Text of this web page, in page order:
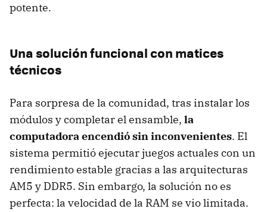
potente.
Una solución funcional con matices
técnicos
Para sorpresa de la comunidad, tras instalar los
módulos y completar el ensamble, la
computadora encendió sin inconvenientes. El
sistema permitió ejecutar juegos actuales con un
rendimiento estable gracias a las arquitecturas
AM5 y DDR5. Sin embargo, la solución no es
perfecta: la velocidad de la RAM se vio limitada.